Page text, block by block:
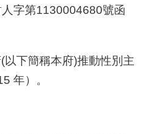
字第1130004680號函
下簡稱本府)推動性別主
年）。